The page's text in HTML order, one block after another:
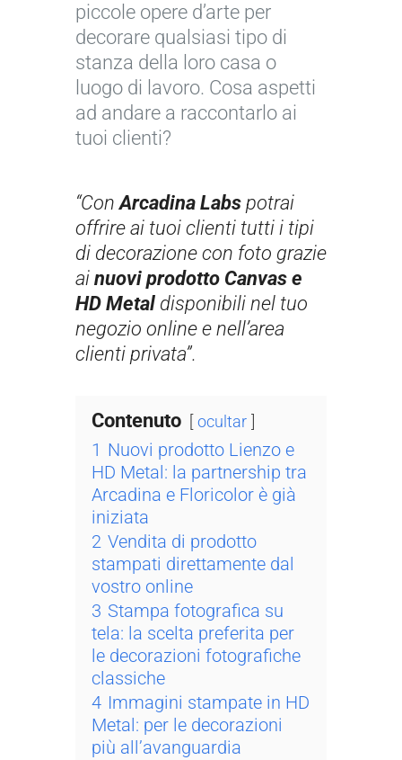
piccole opere d’arte per
decorare qualsiasi tipo di
stanza della loro casa o
luogo di lavoro. Cosa aspetti
ad andare a raccontarlo ai
tuoi clienti?
“ConArcadina Labs potrai
offrire ai tuoi clienti tutti i tipi
di decorazione con foto grazie
ai nuovi prodotto Canvas e
HD Metal disponibili nel tuo
negozio online e nell’area
clienti privata”.
Contenuto ocultar
1 Nuovi prodotto Lienzo e
HD Metal: la partnership tra
Arcadina e Floricolor è già
iniziata
2 Vendita di prodotto
stampati direttamente dal
vostro online
3 Stampa fotografica su
tela: la scelta preferita per
le decorazioni fotografiche
classiche
4 Immagini stampate in HD
Metal: per le decorazioni
più all’avanguardia